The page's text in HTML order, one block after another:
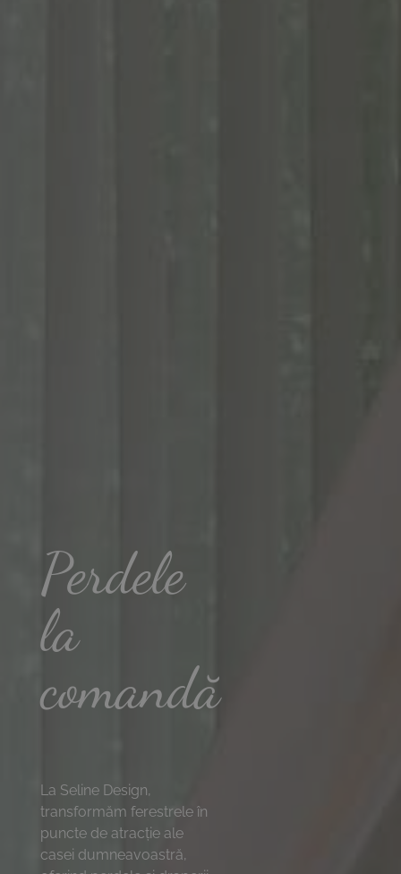
Perdele
la
comandă
La Seline Design,
transformăm ferestrele în
puncte de atracție ale
casei dumneavoastră,